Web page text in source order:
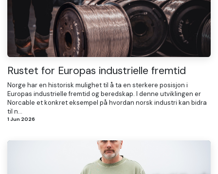
Rustet for Europas industrielle fremtid
Norge har en historisk mulighet til å ta en sterkere posisjon i
Europas industrielle fremtid og beredskap. I denne utviklingen er
Norcable et konkret eksempel på hvordan norsk industri kan bidra
til n...
1 Jun 2026